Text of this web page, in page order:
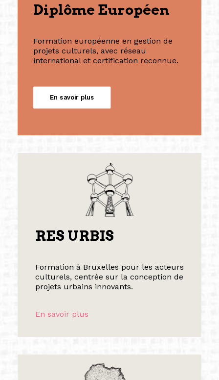
Diplôme Européen
Formation européenne en gestion de
projets culturels, avec réseau
international et certification reconnue.
En savoir plus
RES URBIS
Formation à Bruxelles pour les acteurs
culturels, centrée sur la conception de
projets urbains innovants.
En savoir plus